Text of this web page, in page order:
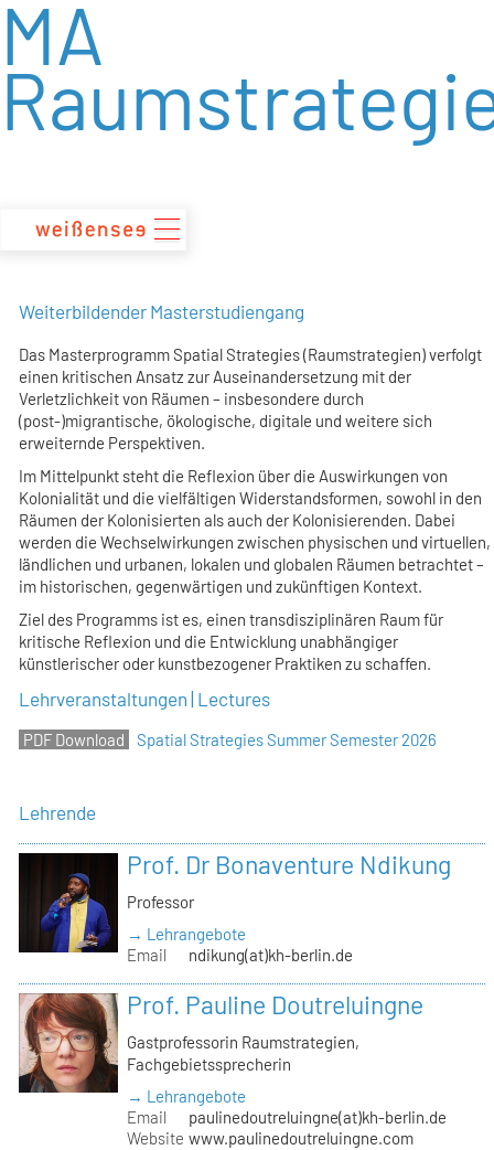
zum
Inhalt
MA
Weiterbildender Masterstudiengang
Das Masterprogramm Spatial Strategies (Raumstrategien) verfolgt
einen kritischen Ansatz zur Auseinandersetzung mit der
Verletzlichkeit von Räumen – insbesondere durch
(post-)migrantische, ökologische, digitale und weitere sich
erweiternde Perspektiven.
Im Mittelpunkt steht die Reflexion über die Auswirkungen von
Kolonialität und die vielfältigen Widerstandsformen, sowohl in den
Räumen der Kolonisierten als auch der Kolonisierenden. Dabei
werden die Wechselwirkungen zwischen physischen und virtuellen,
ländlichen und urbanen, lokalen und globalen Räumen betrachtet –
im historischen, gegenwärtigen und zukünftigen Kontext.
Ziel des Programms ist es, einen transdisziplinären Raum für
kritische Reflexion und die Entwicklung unabhängiger
künstlerischer oder kunstbezogener Praktiken zu schaffen.
Lehrveranstaltungen | Lectures
Spatial Strategies Summer Semester 2026
Lehrende
Prof. Dr Bonaventure Ndikung
Professor
→ Lehrangebote
Email
ndikung(at)kh-berlin.de
Prof. Pauline Doutreluingne
Gastprofessorin Raumstrategien,
Fachgebietssprecherin
→ Lehrangebote
Email
paulinedoutreluingne(at)kh-berlin.de
Website www.paulinedoutreluingne.com